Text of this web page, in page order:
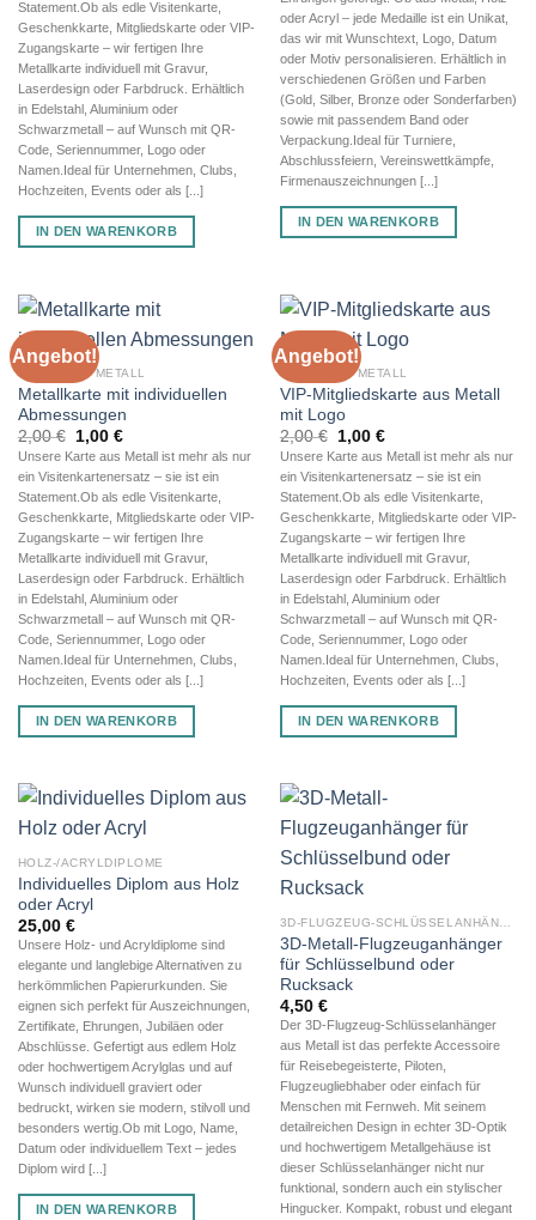
Statement.Ob als edle Visitenkarte,
Geschenkkarte, Mitgliedskarte oder VIP-
Zugangskarte – wir fertigen Ihre
Metallkarte individuell mit Gravur,
Laserdesign oder Farbdruck. Erhältlich
in Edelstahl, Aluminium oder
Schwarzmetall – auf Wunsch mit QR-
Code, Seriennummer, Logo oder
Namen.Ideal für Unternehmen, Clubs,
Hochzeiten, Events oder als [...]
IN DEN WARENKORB
oder Acryl – jede Medaille ist ein Unikat,
das wir mit Wunschtext, Logo, Datum
oder Motiv personalisieren. Erhältlich in
verschiedenen Größen und Farben
(Gold, Silber, Bronze oder Sonderfarben)
sowie mit passendem Band oder
Verpackung.Ideal für Turniere,
Abschlussfeiern, Vereinswettkämpfe,
Firmenauszeichnungen [...]
IN DEN WARENKORB
Angebot!
KARTE AUS METALL
Metallkarte mit individuellen
Abmessungen
2,00€
Ursprünglicher
Preis
war:
2,00 €
1,00 €Aktueller
Preis
ist:
1,00 €.
Unsere Karte aus Metall ist mehr als nur
ein Visitenkartenersatz – sie ist ein
Statement.Ob als edle Visitenkarte,
Geschenkkarte, Mitgliedskarte oder VIP-
Zugangskarte – wir fertigen Ihre
Metallkarte individuell mit Gravur,
Laserdesign oder Farbdruck. Erhältlich
in Edelstahl, Aluminium oder
Schwarzmetall – auf Wunsch mit QR-
Code, Seriennummer, Logo oder
Namen.Ideal für Unternehmen, Clubs,
Hochzeiten, Events oder als [...]
IN DEN WARENKORB
Angebot!
KARTE AUS METALL
VIP-Mitgliedskarte aus Metall
mit Logo
2,00€
Ursprünglicher
Preis
war:
2,00 €
1,00 €Aktueller
Preis
ist:
1,00 €.
Unsere Karte aus Metall ist mehr als nur
ein Visitenkartenersatz – sie ist ein
Statement.Ob als edle Visitenkarte,
Geschenkkarte, Mitgliedskarte oder VIP-
Zugangskarte – wir fertigen Ihre
Metallkarte individuell mit Gravur,
Laserdesign oder Farbdruck. Erhältlich
in Edelstahl, Aluminium oder
Schwarzmetall – auf Wunsch mit QR-
Code, Seriennummer, Logo oder
Namen.Ideal für Unternehmen, Clubs,
Hochzeiten, Events oder als [...]
IN DEN WARENKORB
HOLZ-/ACRYLDIPLOME
Individuelles Diplom aus Holz
oder Acryl
25,00 €
Unsere Holz- und Acryldiplome sind
elegante und langlebige Alternativen zu
herkömmlichen Papierurkunden. Sie
eignen sich perfekt für Auszeichnungen,
Zertifikate, Ehrungen, Jubiläen oder
Abschlüsse. Gefertigt aus edlem Holz
oder hochwertigem Acrylglas und auf
Wunsch individuell graviert oder
bedruckt, wirken sie modern, stilvoll und
besonders wertig.Ob mit Logo, Name,
Datum oder individuellem Text – jedes
Diplom wird [...]
IN DEN WARENKORB
3D-Metall-Flugzeuganhänger
für Schlüsselbund oder
Rucksack
4,50 €
Der 3D-Flugzeug-Schlüsselanhänger
aus Metall ist das perfekte Accessoire
für Reisebegeisterte, Piloten,
Flugzeugliebhaber oder einfach für
Menschen mit Fernweh. Mit seinem
detailreichen Design in echter 3D-Optik
und hochwertigem Metallgehäuse ist
dieser Schlüsselanhänger nicht nur
funktional, sondern auch ein stylischer
Hingucker. Kompakt, robust und elegant